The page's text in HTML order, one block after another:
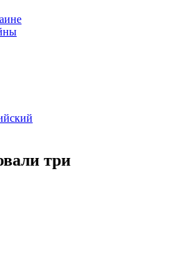
три